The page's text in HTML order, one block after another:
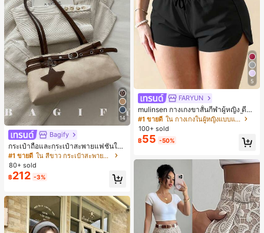
14
Bagify
กระเป๋าถือและกระเป๋าสะพายแฟชั่นให
ม่ ตกแต่งด้วยเข็มขัด เหมาะสำหรับงาน
ปาร์ตี้ การรวมตัว การออกไปข้างนอก ก
ารท่องเที่ยว การช้อปปิ้ง และการใช้งาน
ประจำวัน สามารถเก็บเหรียญ โทรศัพท์
านออฟฟิศ นักศึกษามหาวิทยาลัย และ
พนักงานออฟฟิศ กระเป๋าผู้หญิงที่หรูหรา
#1 ขายดี
ใน สีขาว กระเป๋าสะพายผู้หญิง
80+ sold
฿212 -3%
5
FARYUN
mulinsen กางเกงขาสั้นกีฬาผู้หญิง ดีไซ
น์ปลายเปิด เอวยืดหยุ่น กางเกงขาสั้น
ลำลองกีฬาฤดูร้อน ความยาว 3/4
#1 ขายดี
ใน กางเกงในผู้หญิงแบบแอคทีฟ
100+ sold
฿55 -50%